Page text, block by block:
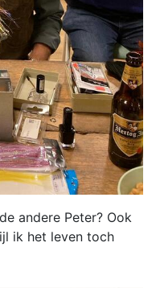
andere Peter? Ook
ik het leven toch